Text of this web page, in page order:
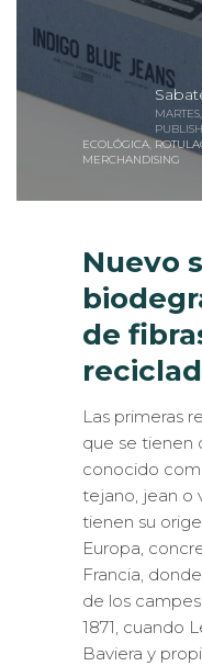
ECOLÓGICA,
MERCHANDISING
Nuevo
de
Las primeras
que se tienen
conocido
tejano, jean o
tienen su
Europa,
Francia,
de los
1871, cuando
Baviera y